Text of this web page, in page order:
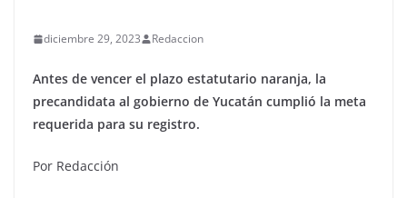
diciembre 29, 2023 Redaccion
Antes de vencer el plazo estatutario naranja, la
precandidata al gobierno de Yucatán cumplió la meta
requerida para su registro.
Por Redacción